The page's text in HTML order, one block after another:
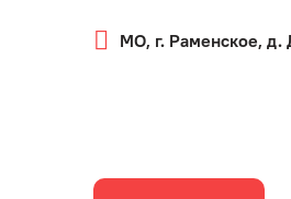
МО, г. Раменское, д.